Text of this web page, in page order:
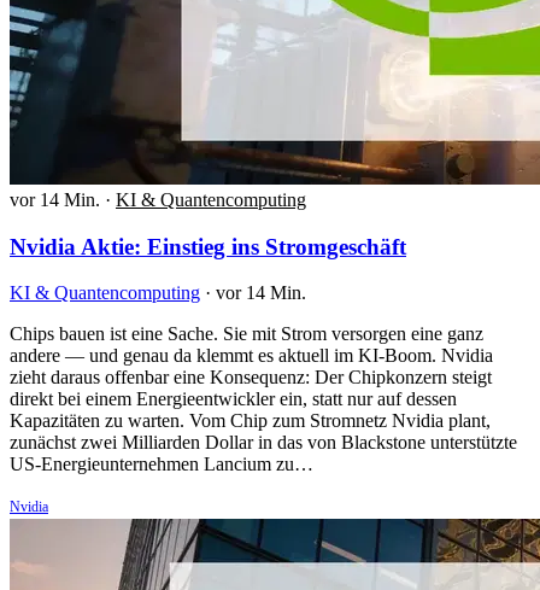
vor 14 Min. · KI & Quantencomputing
Nvidia Aktie: Einstieg ins Stromgeschäft
KI & Quantencomputing · vor 14 Min.
Chips bauen ist eine Sache. Sie mit Strom versorgen eine ganz
andere — und genau da klemmt es aktuell im KI-Boom. Nvidia
zieht daraus offenbar eine Konsequenz: Der Chipkonzern steigt
direkt bei einem Energieentwickler ein, statt nur auf dessen
Kapazitäten zu warten. Vom Chip zum Stromnetz Nvidia plant,
zunächst zwei Milliarden Dollar in das von Blackstone unterstützte
US-Energieunternehmen Lancium zu…
Nvidia